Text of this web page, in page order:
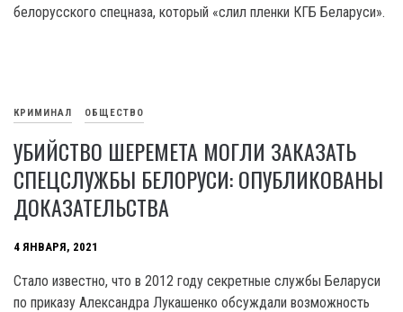
белорусского спецназа, который «слил пленки КГБ Беларуси».
КРИМИНАЛ ОБЩЕСТВО
УБИЙСТВО ШЕРЕМЕТА МОГЛИ ЗАКАЗАТЬ
СПЕЦСЛУЖБЫ БЕЛОРУСИ: ОПУБЛИКОВАНЫ
ДОКАЗАТЕЛЬСТВА
4 ЯНВАРЯ, 2021
Стало известно, что в 2012 году секретные службы Беларуси
по приказу Александра Лукашенко обсуждали возможность